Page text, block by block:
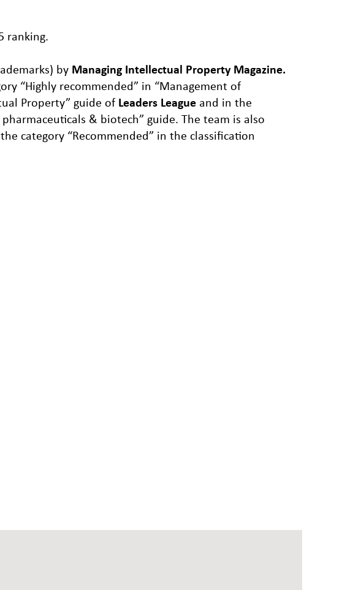
ranking.
by Managing Intellectual Property Magazine.
“Highly recommended” in “Management of
Property” guide of Leaders Leagueand in the
& biotech” guide. The team is also
category “Recommended” in the classification